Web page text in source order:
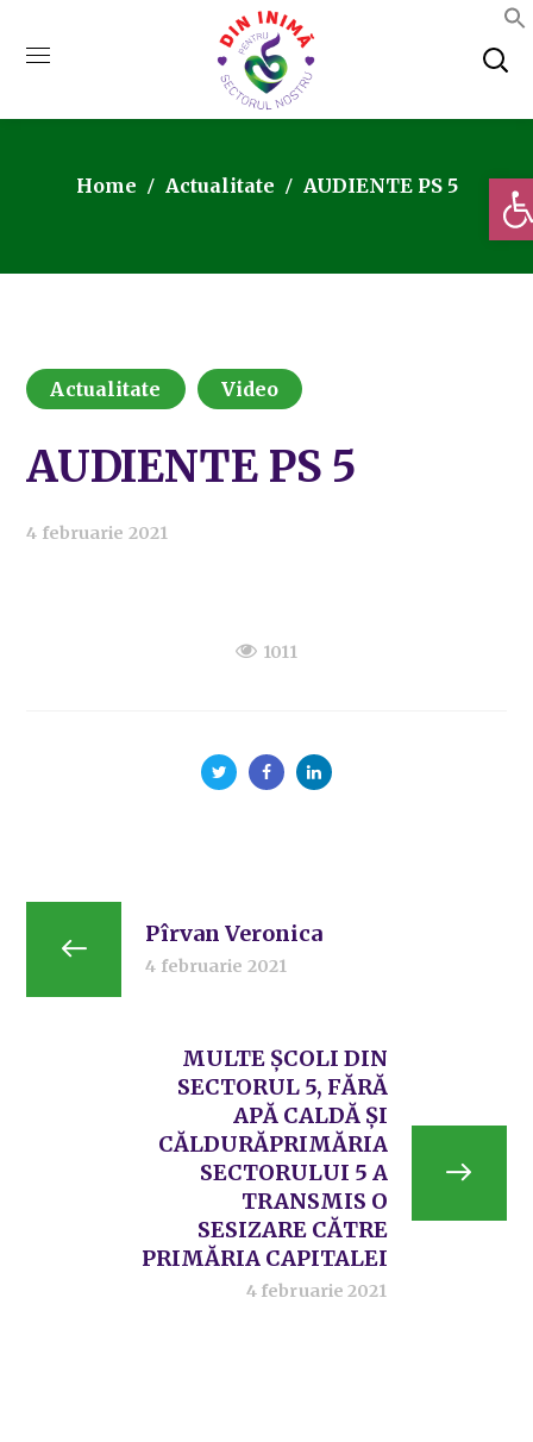
Home Actualitate AUDIENTE PS 5
Actualitate Video
AUDIENTE PS 5
4 februarie 2021
1011
Pîrvan Veronica
4 februarie 2021
MULTE ȘCOLI DIN
SECTORUL 5, FĂRĂ
APĂ CALDĂ ȘI
CĂLDURĂPRIMĂRIA
SECTORULUI 5 A
TRANSMIS O
SESIZARE CĂTRE
PRIMĂRIA CAPITALEI
4 februarie 2021